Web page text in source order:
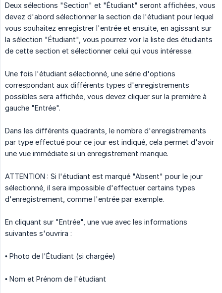
Deux sélections "Section" et "Étudiant" seront affichées, vous
devez d'abord sélectionner la section de l'étudiant pour lequel
vous souhaitez enregistrer l'entrée et ensuite, en agissant sur
la sélection "Étudiant", vous pourrez voir la liste des étudiants
de cette section et sélectionner celui qui vous intéresse.
Une fois l'étudiant sélectionné, une série d'options
correspondant aux différents types d'enregistrements
possibles sera affichée, vous devez cliquer sur la première à
gauche "Entrée".
Dans les différents quadrants, le nombre d'enregistrements
par type effectué pour ce jour est indiqué, cela permet d'avoir
une vue immédiate si un enregistrement manque.
ATTENTION : Si l'étudiant est marqué "Absent" pour le jour
sélectionné, il sera impossible d'effectuer certains types
d'enregistrement, comme l'entrée par exemple.
En cliquant sur "Entrée", une vue avec les informations
suivantes s'ouvrira :
• Photo de l'Étudiant (si chargée)
• Nom et Prénom de l'étudiant